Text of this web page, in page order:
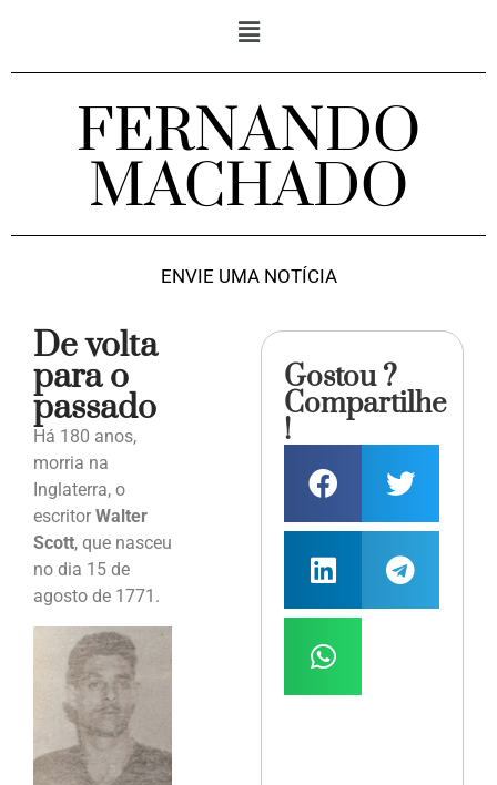
FERNANDO
MACHADO
ENVIE UMA NOTÍCIA
De volta
para o
passado
Há 180 anos,
morria na
Inglaterra, o
escritor Walter
Scott, que nasceu
no dia 15 de
agosto de 1771.
Gostou ?
Compartilhe
!